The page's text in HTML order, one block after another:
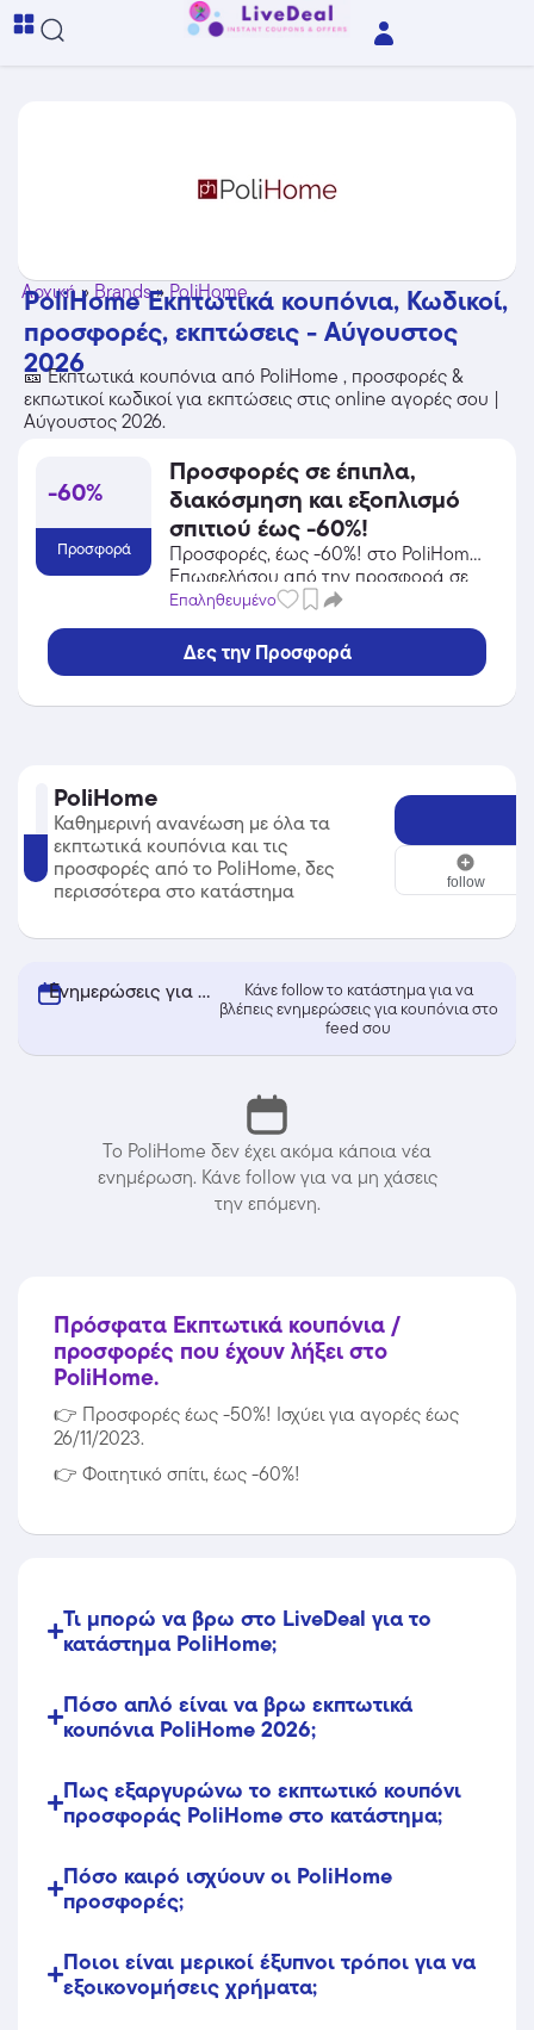
Αρχική»Brands»PoliHome
PoliHome Εκπτωτικά κουπόνια, Κωδικοί,
προσφορές, εκπτώσεις - Αύγουστος
2026
🎫 Εκπτωτικά κουπόνια από PoliHome , προσφορές &
εκπωτικοί κωδικοί για εκπτώσεις στις online αγορές σου |
Αύγουστος 2026.
-60%
Προσφορά
Προσφορές σε έπιπλα,
διακόσμηση και εξοπλισμό
σπιτιού έως -60%!
Προσφορές, έως -60%! στο PoliHome!
Επωφελήσου από την προσφορά σε
Είδη Σπιτιού / Κήπος / DIY του
PoliHome και κέρδισε από τις
εκπτώσεις!
Επαληθευμένο
Δες την Προσφορά
PoliHome
PoliHome
Καθημερινή ανανέωση με όλα τα
εκπτωτικά κουπόνια και τις
προσφορές από το PoliHome, δες
περισσότερα στο κατάστημα
follow
Ενημερώσεις για κουπόνια από PoliHome
Κάνε follow το κατάστημα για να
βλέπεις ενημερώσεις για κουπόνια στο
feed σου
Το PoliHome δεν έχει ακόμα κάποια νέα
ενημέρωση. Κάνε follow για να μη χάσεις
την επόμενη.
Πρόσφατα Εκπτωτικά κουπόνια /
προσφορές που έχουν λήξει στο
PoliHome.
👉 Προσφορές έως -50%! Ισχύει για αγορές έως
26/11/2023.
👉 Φοιτητικό σπίτι, έως -60%!
Τι μπορώ να βρω στο LiveDeal για το
κατάστημα PoliHome;
Πόσο απλό είναι να βρω εκπτωτικά
κουπόνια PoliHome 2026;
Πως εξαργυρώνω το εκπτωτικό κουπόνι
προσφοράς PoliHome στο κατάστημα;
Πόσο καιρό ισχύουν οι PoliHome
προσφορές;
Ποιοι είναι μερικοί έξυπνοι τρόποι για να
εξοικονομήσεις χρήματα;